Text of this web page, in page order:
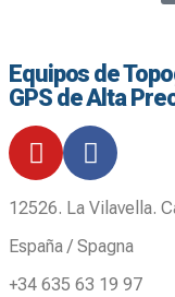
Equipos de
GPS de Alta
12526. La Vilavella.
España / Spagna
+34 635 63 19 97